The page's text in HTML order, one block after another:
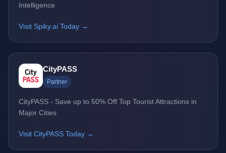
Intelligence
Visit Spiky.ai Today →
CityPASS
Partner
CityPASS - Save up to 50% Off Top Tourist Attractions in
Major Cities
Visit CityPASS Today →